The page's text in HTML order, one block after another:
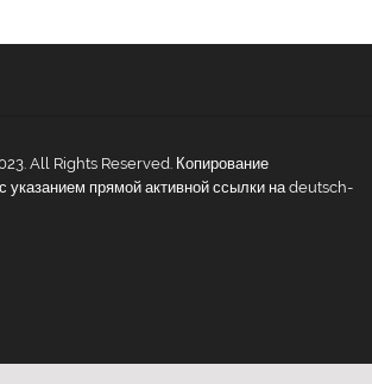
All Rights Reserved. Копирование
указанием прямой активной ссылки на deutsch-